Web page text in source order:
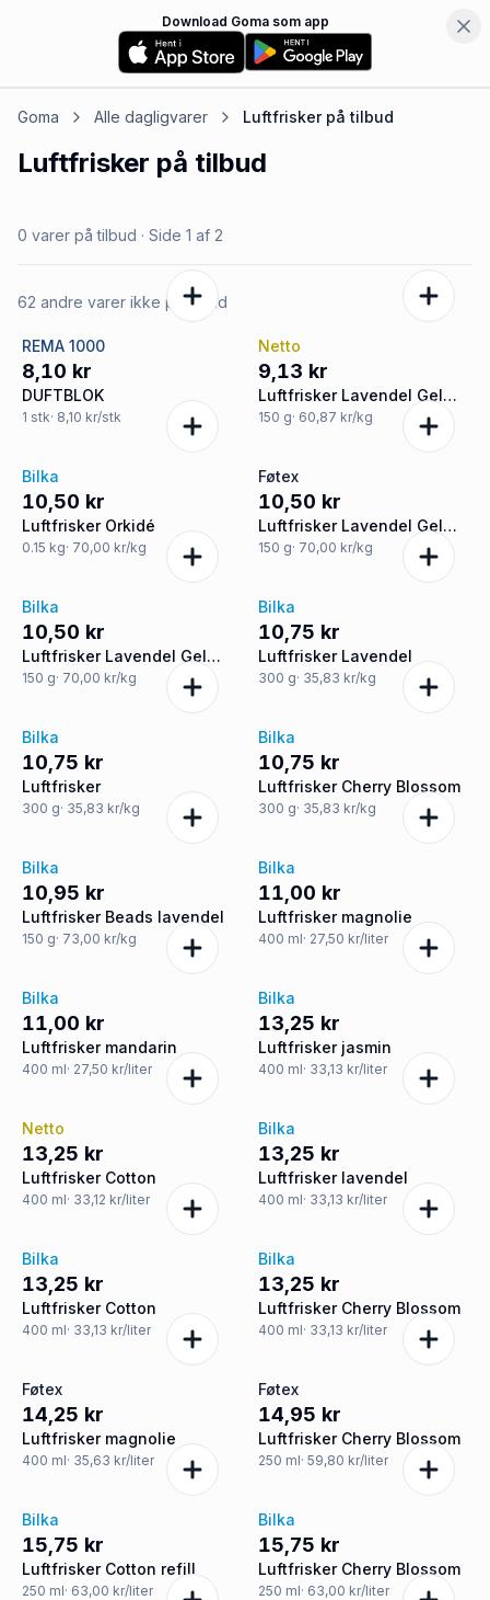
Download Goma som app
Goma Alle dagligvarer Luftfriskerpå tilbud
Luftfrisker på tilbud
0 varer på tilbud · Side 1 af 2
62 andre varer ikke på tilbud
REMA 1000
8,10 kr
DUFTBLOK
1 stk· 8,10 kr/stk
Netto
9,13 kr
Luftfrisker Lavendel Gel
Blok
150 g· 60,87 kr/kg
Bilka
10,50 kr
Luftfrisker Orkidé
0.15 kg· 70,00 kr/kg
Føtex
10,50 kr
Luftfrisker Lavendel Gel
Blok
150 g· 70,00 kr/kg
Bilka
10,50 kr
Luftfrisker Lavendel Gel
Blok
150 g· 70,00 kr/kg
Bilka
10,75 kr
Luftfrisker Lavendel
300 g· 35,83 kr/kg
Bilka
10,75 kr
Luftfrisker
300 g· 35,83 kr/kg
Bilka
10,75 kr
Luftfrisker Cherry Blossom
300 g· 35,83 kr/kg
Bilka
10,95 kr
Luftfrisker Beads lavendel
150 g· 73,00 kr/kg
Bilka
11,00 kr
Luftfrisker magnolie
400 ml· 27,50 kr/liter
Bilka
11,00 kr
Luftfrisker mandarin
400 ml· 27,50 kr/liter
Bilka
13,25 kr
Luftfrisker jasmin
400 ml· 33,13 kr/liter
Netto
13,25 kr
Luftfrisker Cotton
400 ml· 33,12 kr/liter
Bilka
13,25 kr
Luftfrisker lavendel
400 ml· 33,13 kr/liter
Bilka
13,25 kr
Luftfrisker Cotton
400 ml· 33,13 kr/liter
Bilka
13,25 kr
Luftfrisker Cherry Blossom
400 ml· 33,13 kr/liter
Føtex
14,25 kr
Luftfrisker magnolie
400 ml· 35,63 kr/liter
Føtex
14,95 kr
Luftfrisker Cherry Blossom
250 ml· 59,80 kr/liter
Bilka
15,75 kr
Luftfrisker Cotton refill
250 ml· 63,00 kr/liter
Bilka
15,75 kr
Luftfrisker Cherry Blossom
250 ml· 63,00 kr/liter